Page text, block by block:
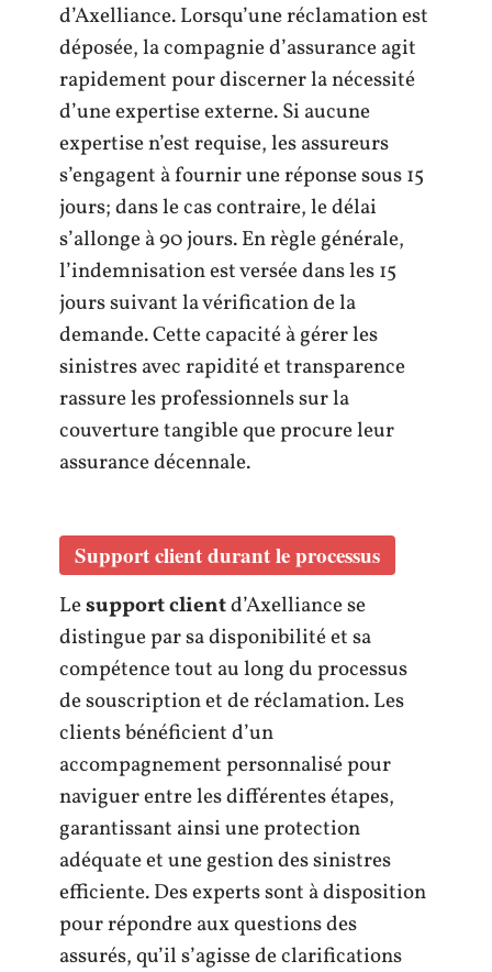
d’Axelliance. Lorsqu’une réclamation est
déposée, la compagnie d’assurance agit
rapidement pour discerner la nécessité
d’une expertise externe. Si aucune
expertise n’est requise, les assureurs
s’engagent à fournir une réponse sous 15
jours; dans le cas contraire, le délai
s’allonge à 90 jours. En règle générale,
l’indemnisation est versée dans les 15
jours suivant la vérification de la
demande. Cette capacité à gérer les
sinistres avec rapidité et transparence
rassure les professionnels sur la
couverture tangible que procure leur
assurance décennale.
Support client durant le processus
Lesupport clientd’Axelliance se
distingue par sa disponibilité et sa
compétence tout au long du processus
de souscription et de réclamation. Les
clients bénéficient d’un
accompagnement personnalisé pour
naviguer entre les différentes étapes,
garantissant ainsi une protection
adéquate et une gestion des sinistres
efficiente. Des experts sont à disposition
pour répondre aux questions des
assurés, qu’il s’agisse de clarifications